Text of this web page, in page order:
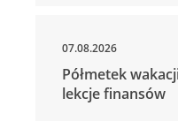
07.08.2026
Półmetek
lekcje finansów